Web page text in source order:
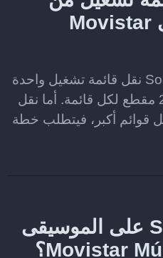
ListenBrainz إلى Movistar
نعم. تتيح خطة Soundiiz Free نقل قائمة تشغيل واحدة
في كل مرة، بحد أقصى 200 مقطع لكل قائمة. أما نقل
قوائم أكبر، فيتطلب خطة
كيف يعثر Soundiiz على الموسيقى